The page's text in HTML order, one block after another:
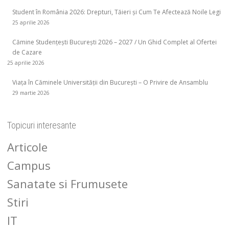
Student în România 2026: Drepturi, Tăieri și Cum Te Afectează Noile Legi
25 aprilie 2026
Cămine Studențești București 2026 – 2027 / Un Ghid Complet al Ofertei
de Cazare
25 aprilie 2026
Viața în Căminele Universității din București – O Privire de Ansamblu
29 martie 2026
Topicuri interesante
Articole
Campus
Sanatate si Frumusete
Stiri
IT